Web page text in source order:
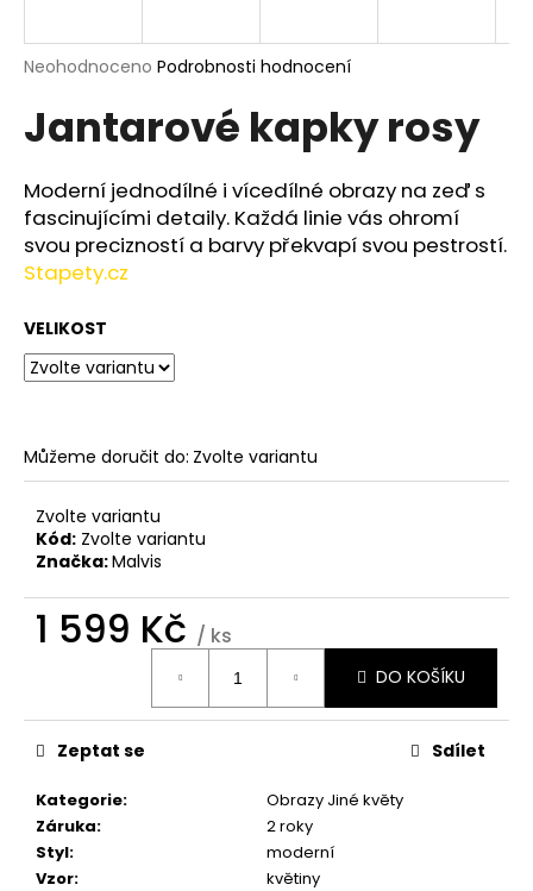
Průměrné
produktu
je
z
5
hvězdiček.
Neohodnoceno Podrobnosti hodnocení
Jantarové kapky rosy
Moderní jednodílné i vícedílné obrazy na zeď s
fascinujícími detaily. Každá linie vás ohromí
svou precizností a barvy překvapí svou pestrostí.
Stapety.cz
VELIKOST
Můžeme doručit do: Zvolte variantu
Zvolte variantu
Kód: Zvolte variantu
Značka:Malvis
1 599 Kč / ks
DO KOŠÍKU
Kategorie:
Obrazy Jiné květy
Záruka:
2 roky
Styl:
moderní
Vzor:
květiny
Zeptat se Sdílet
j
t
?
D
o
r
u
č
u
j
e
m
OKNO
STROM
599
Kč